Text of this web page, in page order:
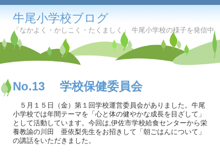
牛尾小学校ブログ
「なかよく・かしこく・たくましく」 牛尾小学校の様子を発信中
No.13 学校保健委員会
５月１５日（金）第１回学校運営委員会がありました。牛尾
小学校では年間テーマを「心と体の健やかな成長を目ざして」
として活動しています。今回は,伊佐市学校給食センターから栄
養教諭の川田 亜依梨先生をお招きして「朝ごはんについて」
の講話をいただきました。